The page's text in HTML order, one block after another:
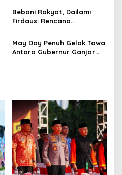
2/2018 Untuk Bangkitkan
Sektor UMKM
Bebani Rakyat, Dailami
Firdaus: Rencana
Sebaiknya Dibatalkan!
May Day Penuh Gelak Tawa
Antara Gubernur Ganjar